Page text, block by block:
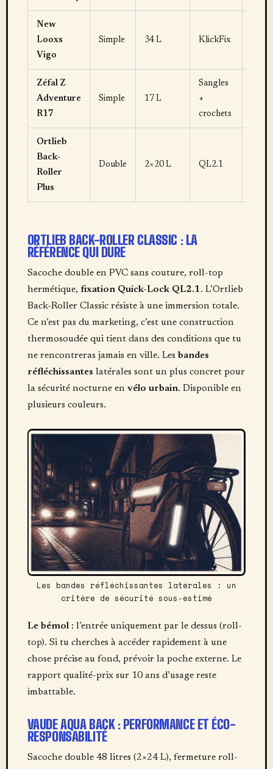
New
Looxs
Vigo
Simple 34 L KlickFix
Zéfal Z
Adventure
R17
Simple 17 L
Sangles
+
crochets
Ortlieb
Back-
Roller
Plus
Double 2×20 L QL2.1
ORTLIEB BACK-ROLLER CLASSIC : LA
RÉFÉRENCE QUI DURE
Sacoche double en PVC sans couture, roll-top
hermétique, fixation Quick-Lock QL2.1. L’Ortlieb
Back-Roller Classic résiste à une immersion totale.
Ce n’est pas du marketing, c’est une construction
thermosoudée qui tient dans des conditions que tu
ne rencontreras jamais en ville. Les bandes
réfléchissantes latérales sont un plus concret pour
la sécurité nocturne en vélo urbain. Disponible en
plusieurs couleurs.
Les bandes réfléchissantes latérales : un
critère de sécurité sous-estimé
Le bémol : l’entrée uniquement par le dessus (roll-
top). Si tu cherches à accéder rapidement à une
chose précise au fond, prévoir la poche externe. Le
rapport qualité-prix sur 10 ans d’usage reste
imbattable.
VAUDE AQUA BACK : PERFORMANCE ET ÉCO-
RESPONSABILITÉ
Sacoche double 48 litres (2×24 L), fermeture roll-